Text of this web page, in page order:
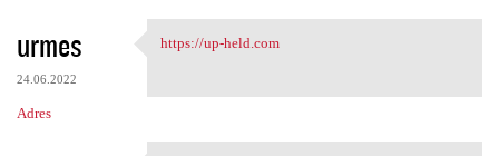
K
o
m
e
urmes
24.06.2022
Adres
https://up-held.com
https://up-held.com